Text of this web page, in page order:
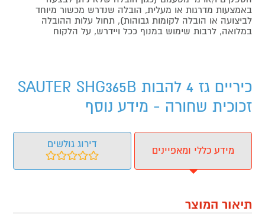
באמצעות מדרגות או מעלית, הובלה שנדרש מכשור מיוחד
לביצועה או הובלה לקומות גבוהות), תחול עלות ההובלה
במלואה, לרבות שימוש במנוף ככל ויידרש, על הלקוח
כיריים גז 4 להבות SAUTER SHG365B
זכוכית שחורה - מידע נוסף
מידע כללי ומאפיינים
דירוג גולשים
תיאור המוצר